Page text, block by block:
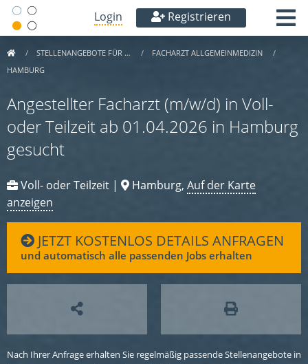
Login Registrieren
STELLENANGEBOTE FÜR …
FACHARZT ALLGEMEINMEDIZIN
HAMBURG
Angestellter Facharzt (m/w/d) in Voll-
oder Teilzeit ab 01.04.2026 in Hamburg
gesucht
Voll- oder Teilzeit | Hamburg, Auf der Karte
anzeigen
JETZT KOSTENLOS DETAILS ANFRAGEN
und automatisch alle passenden Jobs erhalten
Nach Ihrer Anfrage erhalten Sie regelmäßig passende Stellenangebote in